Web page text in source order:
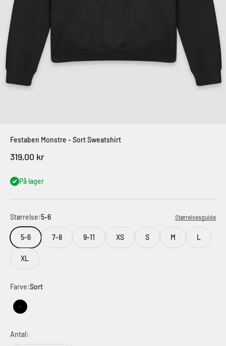
Festaben Monstre - Sort Sweatshirt
Salgspris
319,00 kr
På lager
Størrelse:5-6 Størrelsesguide
5-6 7-8 9-11 XS S M L
XL
Farve:Sort
Sort
Antal: